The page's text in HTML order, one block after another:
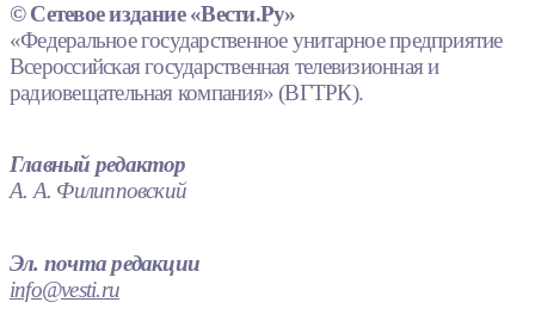
© Сетевое издание «Вести.Ру»
«Федеральное государственное унитарное предприятие
Всероссийская государственная телевизионная и
радиовещательная компания» (ВГТРК).
Главный редактор
А. А. Филипповский
Эл. почта редакции
info@vesti.ru